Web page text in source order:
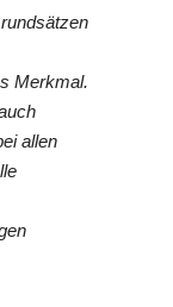
Merkmal.
allen